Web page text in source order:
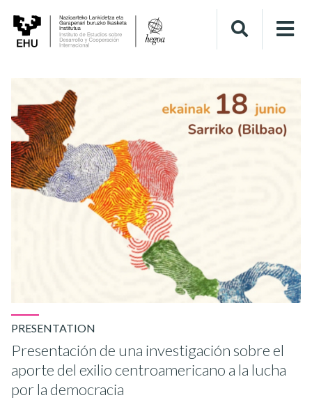
PRESENTATION
Presentación de una investigación sobre el
aporte del exilio centroamericano a la lucha
por la democracia